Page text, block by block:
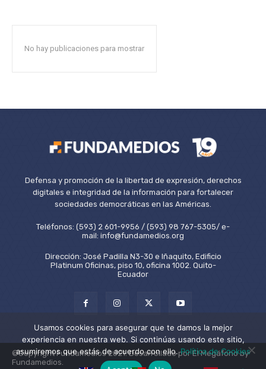
No hay publicaciones para mostrar
Defensa y promoción de la libertad de expresión, derechos
digitales e integridad de la información para fortalecer
sociedades democráticas en las Américas.
Teléfonos: (593) 2 601-9956 / (593) 98 767-5305/ e-
mail: info@fundamedios.org
Dirección: José Padilla N3-30 e Iñaquito, Edificio
Platinum Oficinas, piso 10, oficina 1002. Quito-
Ecuador
©Copyright Fundamedios 2021. Desarrollado por El Megáfono by
Fundamedios.
Usamos cookies para asegurar que te damos la mejor
experiencia en nuestra web. Si continúas usando este sitio,
asumiremos que estás de acuerdo con ello.Política de Cookies